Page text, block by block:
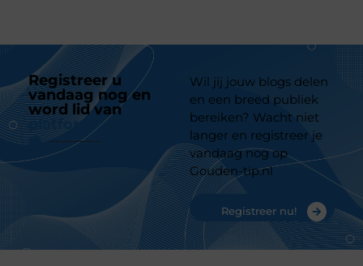
Registreer u
vandaag nog en
word lid van
platform
Wil jij jouw blogs delen
en een breed publiek
bereiken? Wacht niet
langer en registreer je
vandaag nog op
Gouden-tip.nl
Registreer nu!